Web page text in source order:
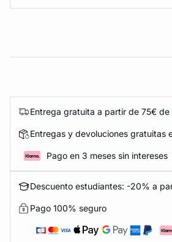
Entrega gratuita a partir de 75€ de
Entregas y devoluciones gratuitas
Pago en 3 meses sin intereses
Descuento estudiantes: -20% a
Pago 100% seguro